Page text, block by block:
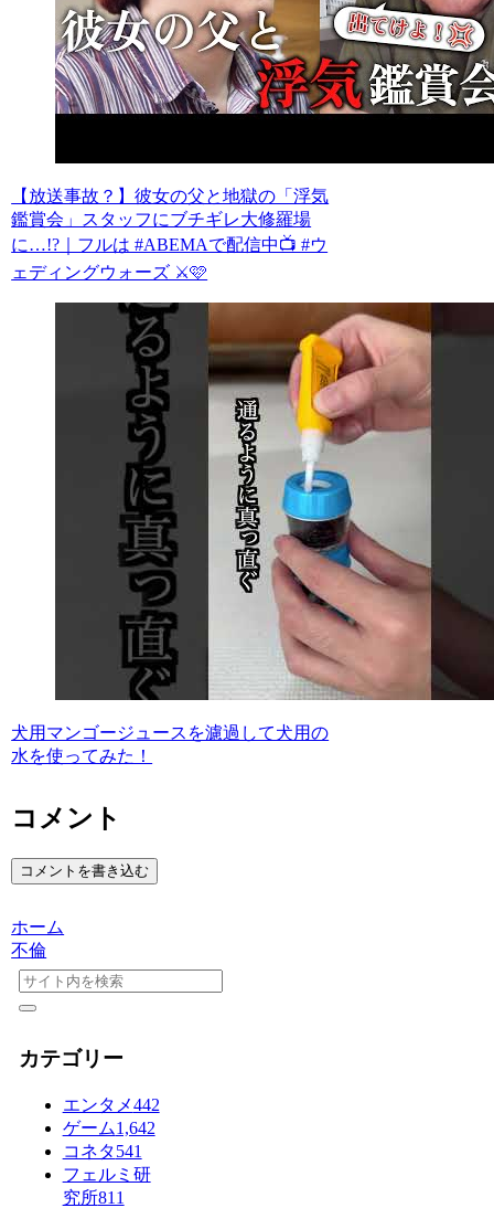
【放送事故？】彼女の父と地獄の「浮気
鑑賞会」スタッフにブチギレ大修羅場
に…!?｜フルは #ABEMAで配信中📺 #ウ
ェディングウォーズ ⚔️🩷
犬用マンゴージュースを濾過して犬用の
水を使ってみた！
コメント
コメントを書き込む
ホーム
不倫
カテゴリー
エンタメ442
ゲーム1,642
コネタ541
フェルミ研
究所811